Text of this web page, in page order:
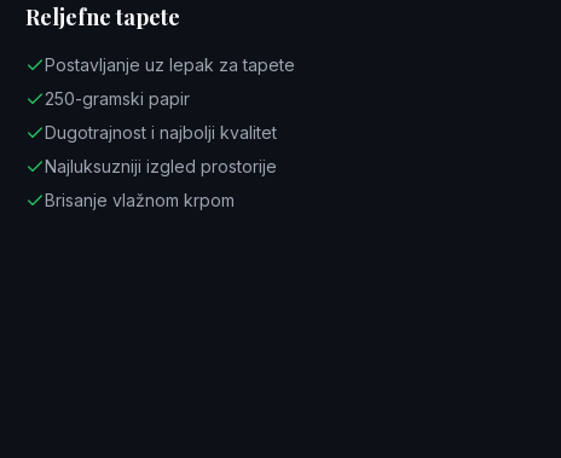
Reljefne tapete
Postavljanje uz lepak za tapete
250-gramski papir
Dugotrajnost i najbolji kvalitet
Najluksuzniji izgled prostorije
Brisanje vlažnom krpom